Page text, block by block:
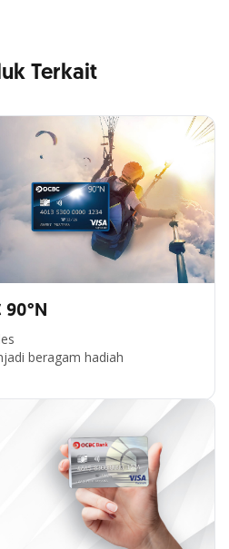
Terkait
beragam hadiah